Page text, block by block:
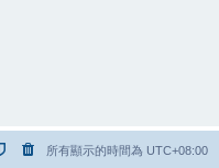
所有顯示的時間為 UTC+08:00